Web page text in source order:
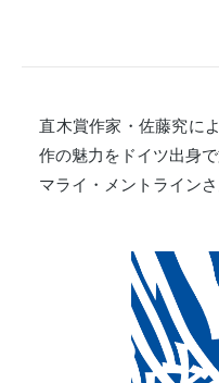
直木賞作家・佐藤究に
作の魅力をドイツ出身
マライ・メントラインさ